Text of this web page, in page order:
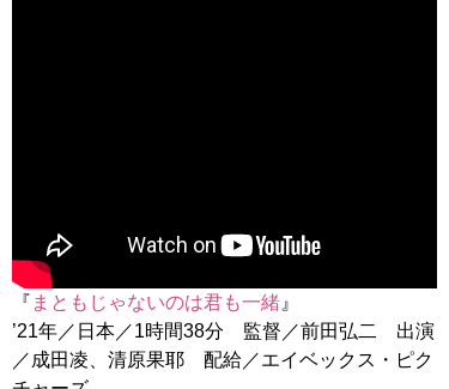
『 まともじゃないのは君も一緒 』
’21年／日本／1時間38分 監督／前田弘二 出演
／成田凌、清原果耶 配給／エイベックス・ピク